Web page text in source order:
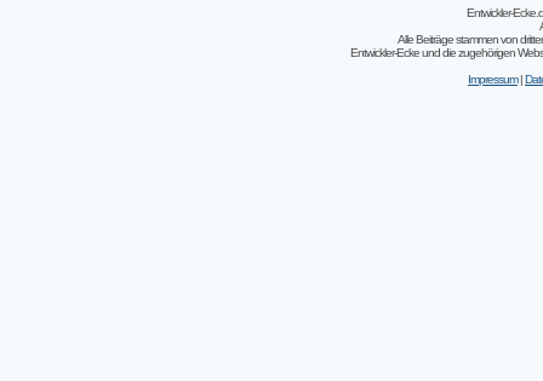
Entwickler-
Alle Beiträge stammen von
Entwickler-Ecke und die zugehörigen
Impressum|